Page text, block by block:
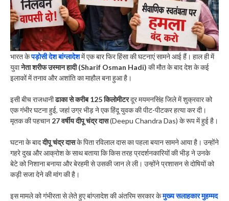
भारत केपड़ोसी देश बांग्लादेशमें एक बार फिर हिंसा की घटनाएं सामने आई हैं। हाल ही में
युवानेता शरीफ उस्मान हादी (Sharif Osman Hadi) की मौत के बाद देश के कई
इलाकों में तनाव और अशांति का माहौल बना हुआ है।
इसी बीच राजधानीढाका से करीब 125 किलोमीटरदूर मयमनसिंह जिले में शुक्रवार को
एक गंभीर घटना हुई, जहां उग्र भीड़ ने एक हिंदू युवक की पीट-पीटकर हत्या कर दी।
मृतक की पहचान 27 वर्षीय दीपू चंद्र दास(Deepu Chandra Das) के रूप में हुई है।
घटना के बाददीपू चंद्र दासके पिता रविलाल दास का पहला बयान सामने आया है। उन्होंने
गहरे दुख और आक्रोश के साथ बताया कि किस तरह प्रदर्शनकारियों की भीड़ ने उनके
बेटे को निशाना बनाया और बेरहमी से उसकी जान ले ली। उन्होंने प्रशासन से दोषियों को
कड़ी सजा देने की मांग की है।
इस मामले को गंभीरता से लेते हुए बांग्लादेश की अंतरिम सरकार केमुख्य सलाहकार मुहम्मद